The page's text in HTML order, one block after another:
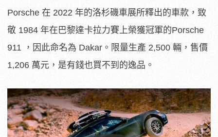
Porsche 在 2022 年的洛杉磯車展所釋出的車款，致
敬 1984 年在巴黎達卡拉力賽上榮獲冠軍的Porsche
911 ，因此命名為 Dakar。限量生產 2,500 輛，售價
1,206 萬元，是有錢也買不到的逸品。